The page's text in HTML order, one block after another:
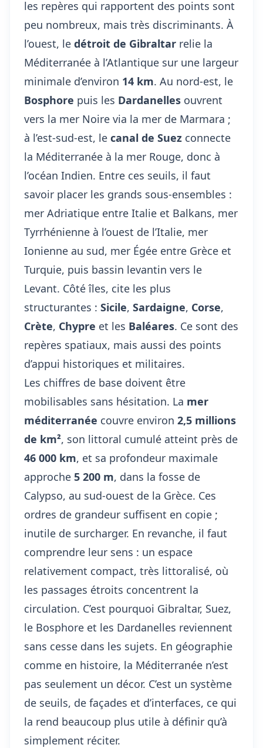
les repères qui rapportent des points sont
peu nombreux, mais très discriminants. À
l’ouest, le détroit de Gibraltar relie la
Méditerranée à l’Atlantique sur une largeur
minimale d’environ 14 km. Au nord-est, le
Bosphore puis les Dardanelles ouvrent
vers la mer Noire via la mer de Marmara ;
à l’est-sud-est, le canal de Suez connecte
la Méditerranée à la mer Rouge, donc à
l’océan Indien. Entre ces seuils, il faut
savoir placer les grands sous-ensembles :
mer Adriatique entre Italie et Balkans, mer
Tyrrhénienne à l’ouest de l’Italie, mer
Ionienne au sud, mer Égée entre Grèce et
Turquie, puis bassin levantin vers le
Levant. Côté îles, cite les plus
structurantes : Sicile, Sardaigne, Corse,
Crète, Chypre et les Baléares. Ce sont des
repères spatiaux, mais aussi des points
d’appui historiques et militaires.
Les chiffres de base doivent être
mobilisables sans hésitation. La mer
méditerranée couvre environ 2,5 millions
de km², son littoral cumulé atteint près de
46 000 km, et sa profondeur maximale
approche 5 200 m, dans la fosse de
Calypso, au sud-ouest de la Grèce. Ces
ordres de grandeur suffisent en copie ;
inutile de surcharger. En revanche, il faut
comprendre leur sens : un espace
relativement compact, très littoralisé, où
les passages étroits concentrent la
circulation. C’est pourquoi Gibraltar, Suez,
le Bosphore et les Dardanelles reviennent
sans cesse dans les sujets. En géographie
comme en histoire, la Méditerranée n’est
pas seulement un décor. C’est un système
de seuils, de façades et d’interfaces, ce qui
la rend beaucoup plus utile à définir qu’à
simplement réciter.